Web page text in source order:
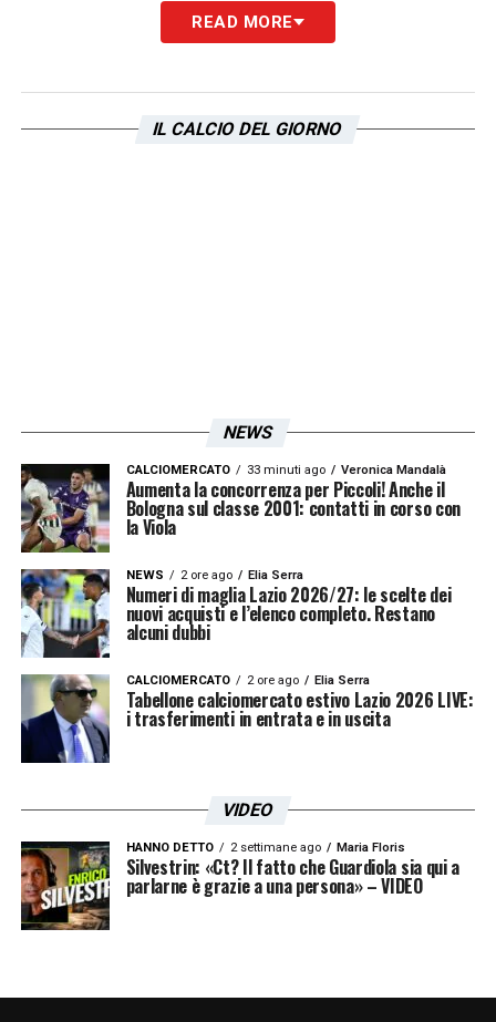
CLICCA QUI PER TUTTE LE INFO
READ MORE
IL CALCIO DEL GIORNO
NEWS
CALCIOMERCATO 33 minuti ago Veronica Mandalà
Aumenta la concorrenza per Piccoli! Anche il
Bologna sul classe 2001: contatti in corso con
la Viola
NEWS 2 ore ago Elia Serra
Numeri di maglia Lazio 2026/27: le scelte dei
nuovi acquisti e l’elenco completo. Restano
alcuni dubbi
CALCIOMERCATO 2 ore ago Elia Serra
Tabellone calciomercato estivo Lazio 2026 LIVE:
i trasferimenti in entrata e in uscita
VIDEO
HANNO DETTO 2 settimane ago Maria Floris
Silvestrin: «Ct? Il fatto che Guardiola sia qui a
parlarne è grazie a una persona» – VIDEO